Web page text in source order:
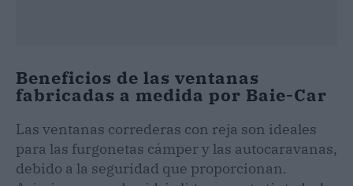
Beneficios de las ventanas
fabricadas a medida por Baie-Car
Las ventanas correderas con reja son ideales
para las furgonetas cámper y las autocaravanas,
debido a la seguridad que proporcionan.